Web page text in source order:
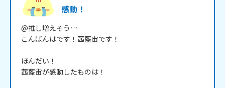
感動！
@推し増えそう…
こんばんはです！茜藍宙です！
ほんだい！
茜藍宙が感動したものは！